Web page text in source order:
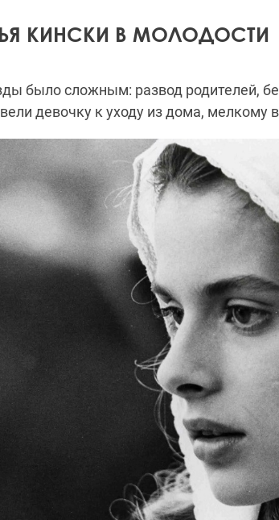
КИНСКИ В МОЛОДОСТИ
было сложным: развод родителей,
девочку к уходу из дома, мелкому